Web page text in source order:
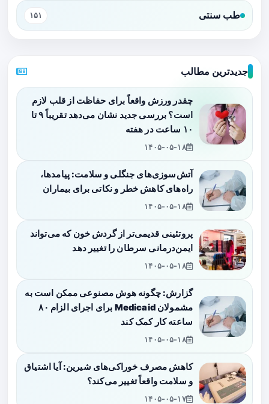
طب سنتی ۱۵۱
جدیدترین مطالب
چقدر ورزش واقعاً برای حفاظت از قلب لازم
است؟ بررسی جدید نشان می‌دهد تقریباً ۹ تا
۱۰ ساعت در هفته
۱۴۰۵-۰۵-۱۸
آتش‌سوزی‌های جنگلی و سلامت: پیامدها،
راه‌های کاهش خطر و نکاتی برای بیماران
۱۴۰۵-۰۵-۱۸
پروتئینی قدیمی‌تر از گردش خون که می‌تواند
ایمن‌درمانی سرطان را تغییر دهد
۱۴۰۵-۰۵-۱۸
گزارش: چگونه هوش مصنوعی ممکن است به
مشمولان Medicaid برای اجرای الزام ۸۰
ساعته کار کمک کند
۱۴۰۵-۰۵-۱۸
کاهش مصرف خوراکی‌های شیرین: آیا اشتیاق
و سلامت واقعاً تغییر می‌کند؟
۱۴۰۵-۰۵-۱۷